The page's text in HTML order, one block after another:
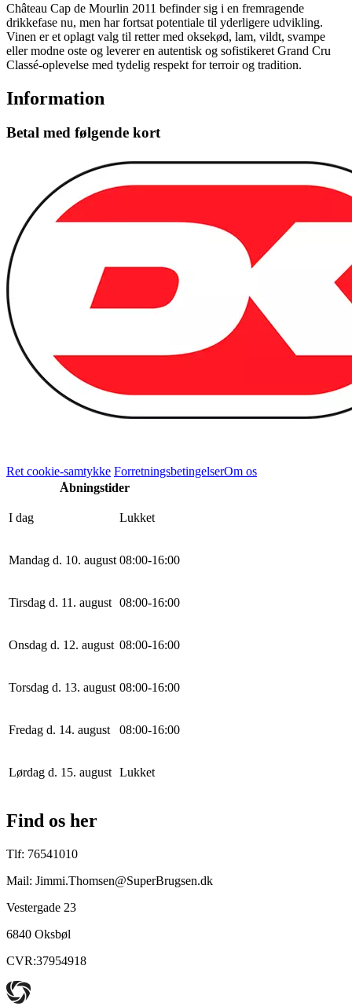
Château Cap de Mourlin 2011 befinder sig i en fremragende
drikkefase nu, men har fortsat potentiale til yderligere udvikling.
Vinen er et oplagt valg til retter med oksekød, lam, vildt, svampe
eller modne oste og leverer en autentisk og sofistikeret Grand Cru
Classé-oplevelse med tydelig respekt for terroir og tradition.
Information
Betal med følgende kort
Ret cookie-samtykke ForretningsbetingelserOm os
Åbningstider
I dag Lukket
Mandag d. 10. august 08:00-16:00
Tirsdag d. 11. august 08:00-16:00
Onsdag d. 12. august 08:00-16:00
Torsdag d. 13. august 08:00-16:00
Fredag d. 14. august 08:00-16:00
Lørdag d. 15. august Lukket
Find os her
Tlf: 76541010
Mail: Jimmi.Thomsen@SuperBrugsen.dk
Vestergade 23
6840 Oksbøl
CVR:37954918